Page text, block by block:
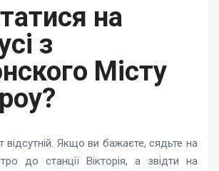
на
з
Місту
Якщо ви бажаєте, сядьте на
до станції Вікторія, а звідти на